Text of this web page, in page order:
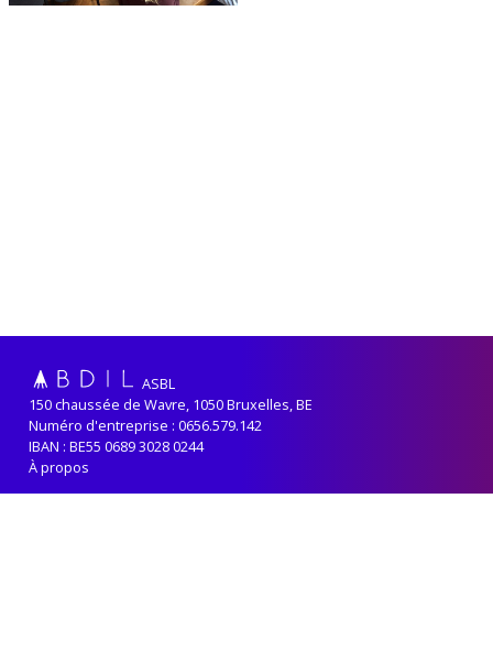
ASBL
150 chaussée de Wavre, 1050 Bruxelles, BE
Numéro d'entreprise : 0656.579.142
IBAN : BE55 0689 3028 0244
À propos
Adhérer